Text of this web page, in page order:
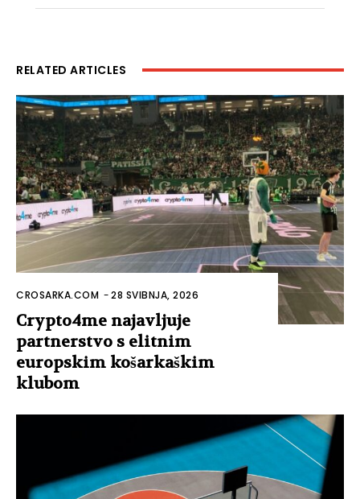
RELATED ARTICLES
CROSARKA.COM -28 SVIBNJA, 2026
Crypto4me najavljuje
partnerstvo s elitnim
europskim košarkaškim
klubom